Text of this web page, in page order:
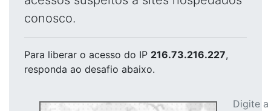
conosco.
Para liberar o acesso do IP 216.73.216.227,
responda ao desafio abaixo.
Digite